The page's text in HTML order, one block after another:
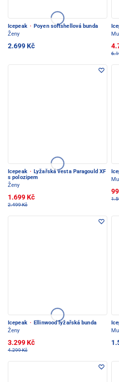
Icepeak · Poyen softshellová bunda
Ženy
2.699 Kč
Icepeak · Lyžařská vesta Paragould XF
s polozipem
Ženy
1.699 Kč
2.499 Kč
Icepeak · Ellinwood lyžařská bunda
Ženy
3.299 Kč
4.299 Kč